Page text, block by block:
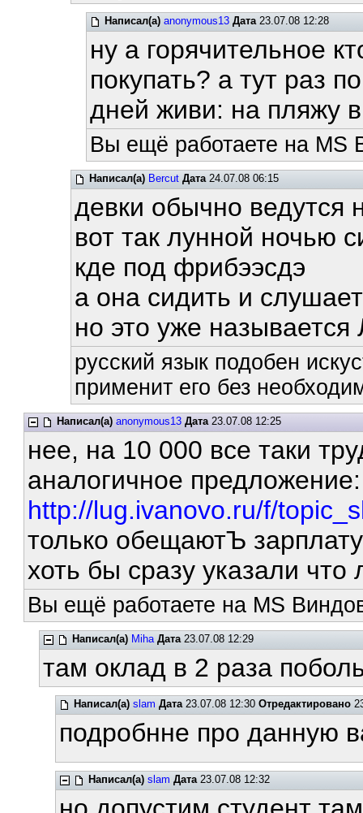
Написал(а) anonymous13 Дата23.07.08 12:28
ну а горячительное
покупать? а тут раз
дней живи: на пляжу
Вы ещё работаете на MS
Написал(а) Bercut Дата24.07.08 06:15
девки обычно ведутся
вот так лунной ночью
кде под фрибээсдэ
а она сидить и
но это уже
русский язык подобен
применит его без
Написал(а) anonymous13 Дата23.07.08 12:25
нее, на 10 000 все таки
аналогичное
http://lug.ivanovo.ru/f/
только обещаютЪ
хоть бы сразу указали что
Вы ещё работаете на MS
Написал(а) Miha Дата23.07.08 12:29
там оклад в 2 раза
Написал(а) slam Дата23.07.08 12:30 Отредактировано
подробнне про данную
Написал(а) slam Дата23.07.08 12:32